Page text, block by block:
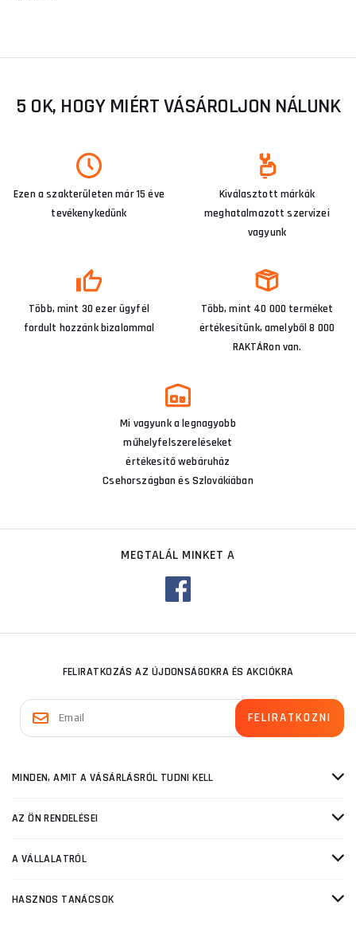
5 OK, HOGY MIÉRT VÁSÁROLJON NÁLUNK
Ezen a szakterületen már 15 éve
tevékenykedünk
Kiválasztott márkák
meghatalmazott szervizei
vagyunk
Több, mint 30 ezer ügyfél
fordult hozzánk bizalommal
Több, mint 40 000 terméket
értékesítünk, amelyből 8 000
RAKTÁRon van.
Mi vagyunk a legnagyobb
műhelyfelszereléseket
értékesítő webáruház
Csehországban és Szlovákiában
MEGTALÁL MINKET A
FELIRATKOZÁS AZ ÚJDONSÁGOKRA ÉS AKCIÓKRA
MINDEN, AMIT A VÁSÁRLÁSRÓL TUDNI KELL
AZ ÖN RENDELÉSEI
A VÁLLALATRÓL
HASZNOS TANÁCSOK